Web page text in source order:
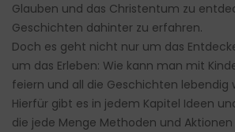
Glauben und das Christentum zu
Geschichten dahinter zu erfahren.
Doch es geht nicht nur um das
um das Erleben: Wie kann man mit
feiern und all die Geschichten lebendig
Hierfür gibt es in jedem Kapitel Ideen
die jede Menge Methoden und